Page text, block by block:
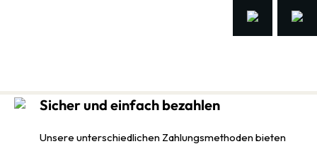
Sicher und einfach bezahlen
Unsere unterschiedlichen Zahlungsmethoden bieten